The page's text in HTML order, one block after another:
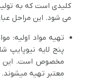
کلیدی است که به
می شود. این مراحل
تهیه مواد اولیه:
پنج لایه نیوپایپ
مخصوص است. این
معتبر تهیه میشوند.